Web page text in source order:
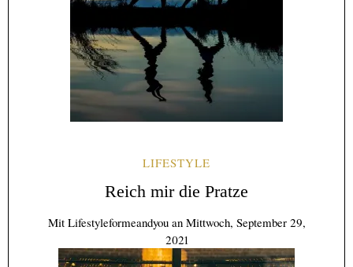
LIFESTYLE
Reich mir die Pratze
Mit Lifestyleformeandyou an Mittwoch, September 29,
2021